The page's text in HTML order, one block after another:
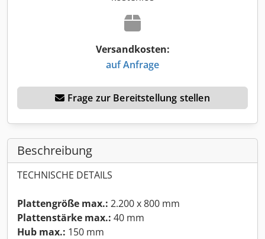
Versandkosten:
auf Anfrage
Frage zur Bereitstellung stellen
Beschreibung
TECHNISCHE DETAILS
Plattengröße max.: 2.200 x 800 mm
Plattenstärke max.: 40 mm
Hub max.: 150 mm